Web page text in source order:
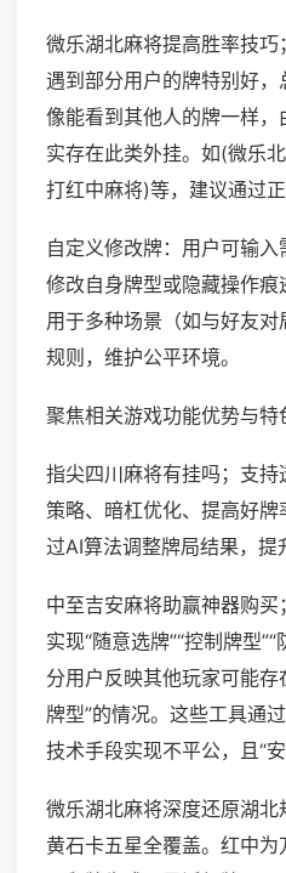
微乐湖北麻将提高胜率技
遇到部分用户的牌特别好
像能看到其他人的牌一样
实存在此类外挂。如(微乐
打红中麻将)等，建议通过
自定义修改牌：用户可输入
修改自身牌型或隐藏操作痕
用于多种场景（如与好友
规则，维护公平环境。
聚焦相关游戏功能优势与特
指尖四川麻将有挂吗；支
策略、暗杠优化、提高好
过AI算法调整牌局结果，提
中至吉安麻将助赢神器购
实现“随意选牌”“控制牌型
分用户反映其他玩家可能存
牌型”的情况。这些工具通
技术手段实现不平公，且“安
微乐湖北麻将深度还原湖北
黄石卡五星全覆盖。红中